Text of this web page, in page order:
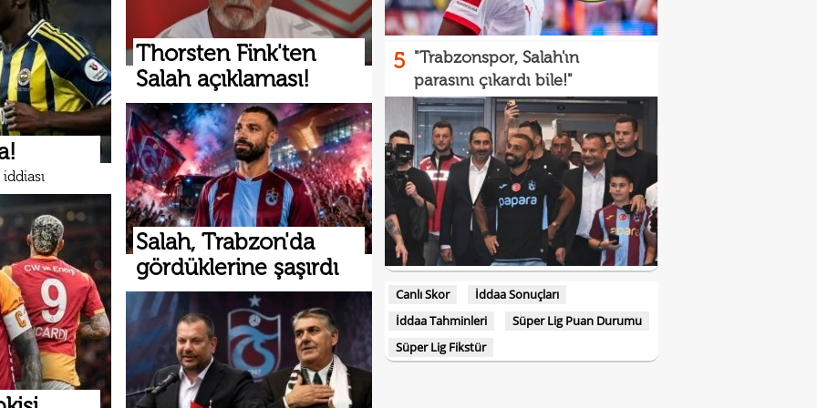
Thorsten Fink'ten
Salah açıklaması!
Salah, Trabzon'da
gördüklerine şaşırdı
5 "Trabzonspor, Salah'ın
parasını çıkardı bile!"
Canlı Skor
İddaa Sonuçları
İddaa Tahminleri
Süper Lig Puan Durumu
Süper Lig Fikstür